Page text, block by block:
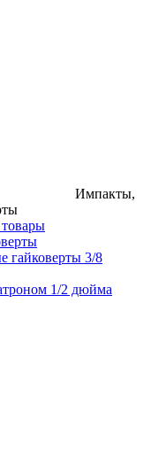
Импакты,
гайковерты 3/8
1/2 дюйма